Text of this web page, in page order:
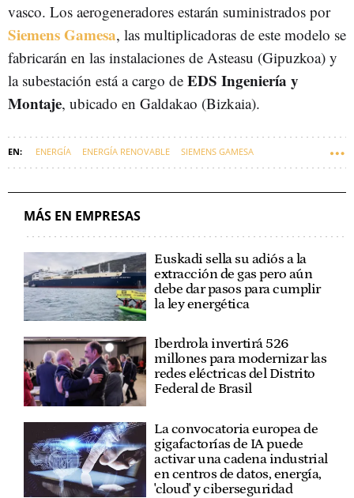
vasco. Los aerogeneradores estarán suministrados por
Siemens Gamesa, las multiplicadoras de este modelo se
fabricarán en las instalaciones de Asteasu (Gipuzkoa) y
la subestación está a cargo de EDS Ingeniería y
Montaje, ubicado en Galdakao (Bizkaia).
ENERGÍA ENERGÍA RENOVABLE SIEMENS GAMESA
MÁS EN EMPRESAS
Euskadi sella su adiós a la
extracción de gas pero aún
debe dar pasos para cumplir
la ley energética
Iberdrola invertirá 526
millones para modernizar las
redes eléctricas del Distrito
Federal de Brasil
La convocatoria europea de
gigafactorías de IA puede
activar una cadena industrial
en centros de datos, energía,
'cloud' y ciberseguridad